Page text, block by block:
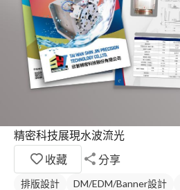
精密科技展現水波流光
收藏
分享
排版設計 DM/EDM/Banner設計